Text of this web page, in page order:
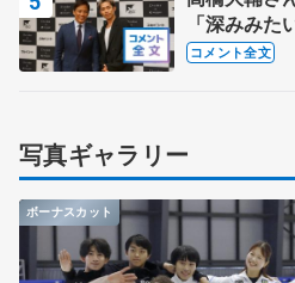
「深みみ
る？」 〝
コメント全文
写真ギャラリー